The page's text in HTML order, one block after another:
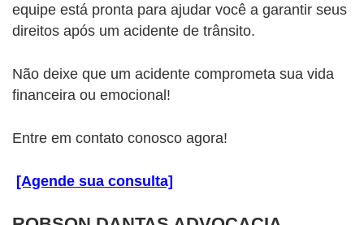
equipe está pronta para ajudar você a garantir seus
direitos após um acidente de trânsito.
Não deixe que um acidente comprometa sua vida
financeira ou emocional!
Entre em contato conosco agora!
[Agende sua consulta]